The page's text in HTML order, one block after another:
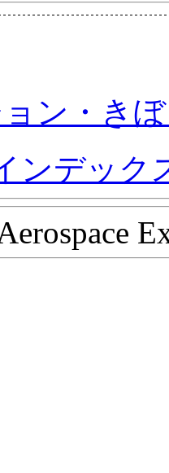
ン・き
ンデック